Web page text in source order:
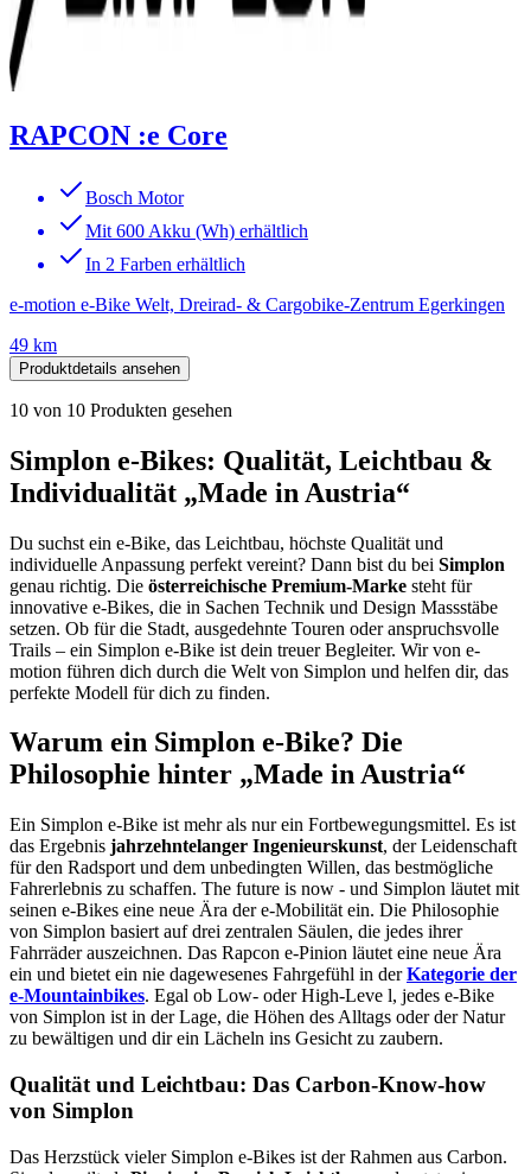
RAPCON :e Core
Bosch Motor
Mit 600 Akku (Wh) erhältlich
In 2 Farben erhältlich
e-motion e-Bike Welt, Dreirad- & Cargobike-Zentrum Egerkingen
49 km
Produktdetails ansehen
10 von 10 Produkten gesehen
Simplon e-Bikes: Qualität, Leichtbau &
Individualität „Made in Austria“
Du suchst ein e-Bike, das Leichtbau, höchste Qualität und
individuelle Anpassung perfekt vereint? Dann bist du bei Simplon
genau richtig. Die österreichische Premium-Marke steht für
innovative e-Bikes, die in Sachen Technik und Design Massstäbe
setzen. Ob für die Stadt, ausgedehnte Touren oder anspruchsvolle
Trails – ein Simplon e-Bike ist dein treuer Begleiter. Wir von e-
motion führen dich durch die Welt von Simplon und helfen dir, das
perfekte Modell für dich zu finden.
Warum ein Simplon e-Bike? Die
Philosophie hinter „Made in Austria“
Ein Simplon e-Bike ist mehr als nur ein Fortbewegungsmittel. Es ist
das Ergebnis jahrzehntelanger Ingenieurskunst, der Leidenschaft
für den Radsport und dem unbedingten Willen, das bestmögliche
Fahrerlebnis zu schaffen. The future is now - und Simplon läutet mit
seinen e-Bikes eine neue Ära der e-Mobilität ein. Die Philosophie
von Simplon basiert auf drei zentralen Säulen, die jedes ihrer
Fahrräder auszeichnen. Das Rapcon e-Pinion läutet eine neue Ära
ein und bietet ein nie dagewesenes Fahrgefühl in derKategorie der
e-Mountainbikes. Egal ob Low- oder High-Leve l, jedes e-Bike
von Simplon ist in der Lage, die Höhen des Alltags oder der Natur
zu bewältigen und dir ein Lächeln ins Gesicht zu zaubern.
Qualität und Leichtbau: Das Carbon-Know-how
von Simplon
Das Herzstück vieler Simplon e-Bikes ist der Rahmen aus Carbon.